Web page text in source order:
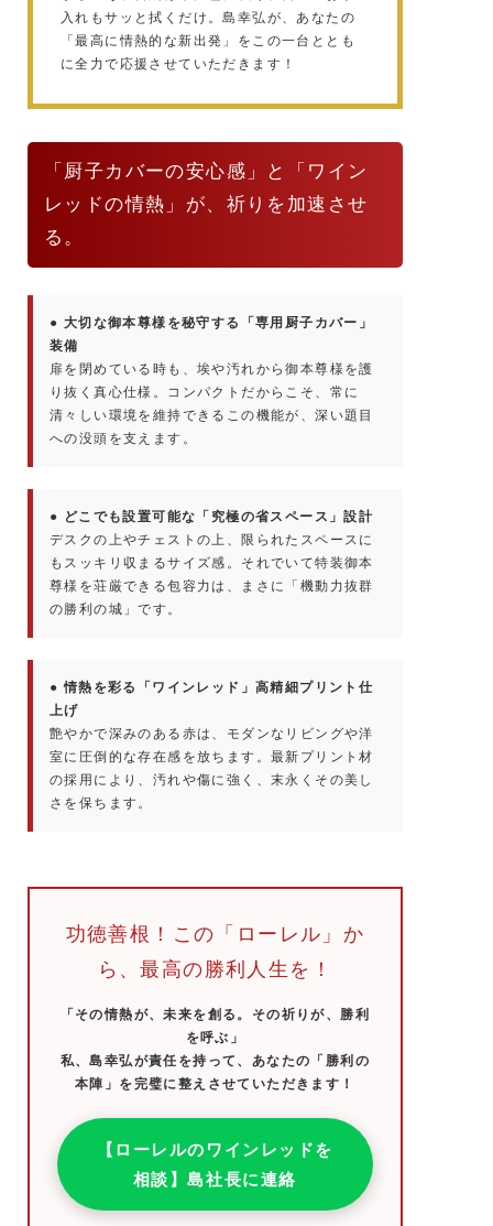
入れもサッと拭くだけ。島幸弘が、あなたの
「最高に情熱的な新出発」をこの一台ととも
に全力で応援させていただきます！
「厨子カバーの安心感」と「ワイン
レッドの情熱」が、祈りを加速させ
る。
● 大切な御本尊様を秘守する「専用厨子カバー」
装備
扉を閉めている時も、埃や汚れから御本尊様を護
り抜く真心仕様。コンパクトだからこそ、常に
清々しい環境を維持できるこの機能が、深い題目
への没頭を支えます。
● どこでも設置可能な「究極の省スペース」設計
デスクの上やチェストの上、限られたスペースに
もスッキリ収まるサイズ感。それでいて特装御本
尊様を荘厳できる包容力は、まさに「機動力抜群
の勝利の城」です。
● 情熱を彩る「ワインレッド」高精細プリント仕
上げ
艶やかで深みのある赤は、モダンなリビングや洋
室に圧倒的な存在感を放ちます。最新プリント材
の採用により、汚れや傷に強く、末永くその美し
さを保ちます。
功徳善根！この「ローレル」か
ら、最高の勝利人生を！
「その情熱が、未来を創る。その祈りが、勝利
を呼ぶ」
私、島幸弘が責任を持って、あなたの「勝利の
本陣」を完璧に整えさせていただきます！
【ローレルのワインレッドを
相談】島社長に連絡